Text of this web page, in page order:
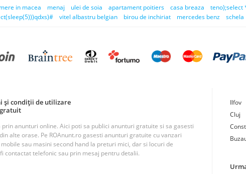
in macea menaj ulei de soia apartament poitiers casa breaza teno);select
vitel albastru belgian birou de inchiriat mercedes benz schela
și condiții de utilizare
gratuit
anunturi online. Aici poti sa publici anunturi gratuite si sa gasesti
alte orase. Pe ROAnunt.ro gasesti anunturi gratuite cu vanzari
sau masini second hand la preturi mici, dar si locuri de
contactat telefonic sau prin mesaj pentru detalii.
Ilfov
Cluj